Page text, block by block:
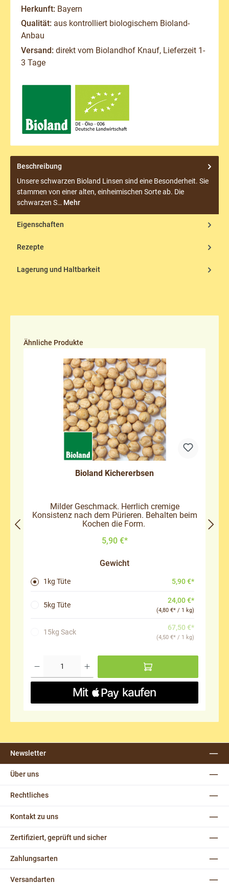
Herkunft: Bayern
Qualität: aus kontrolliert biologischem Bioland-
Anbau
Versand: direkt vom Biolandhof Knauf, Lieferzeit 1-
3 Tage
Beschreibung
Unsere schwarzen Bioland Linsen sind eine Besonderheit. Sie
stammen von einer alten, einheimischen Sorte ab. Die
schwarzen S… Mehr
Eigenschaften
Rezepte
Lagerung und Haltbarkeit
Produktgalerie überspringen
Ähnliche Produkte
Bioland Kichererbsen
Milder Geschmack. Herrlich cremige
Konsistenz nach dem Pürieren. Behalten beim
Kochen die Form.
5,90 €*
Gewicht
1kg Tüte 5,90 €*
5kg Tüte
24,00 €*
(4,80 €* / 1 kg)
15kg Sack(Diese Option ist zurzeit nicht verfügbar.)
67,50 €*
(4,50 €* / 1 kg)
Newsletter
Über uns
Rechtliches
Kontakt zu uns
Zertifiziert, geprüft und sicher
Zahlungsarten
Versandarten